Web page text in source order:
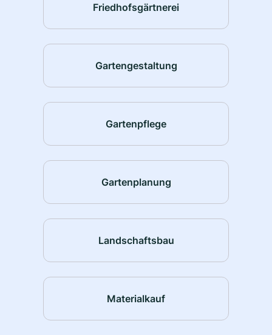
Friedhofsgärtnerei
Gartengestaltung
Gartenpflege
Gartenplanung
Landschaftsbau
Materialkauf